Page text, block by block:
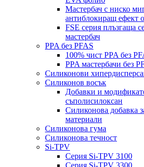
Мастербач с ниско
антиблокиращ ефект
FSE серия плъзгаща
мастербач
PPA без PFAS
100% чист PPA без
PPA мастербачи без
Силиконови
Силиконов восък
Добавки и
съполисилоксан
Силиконова добавка
материали
Силиконова гума
Силиконова течност
Si-TPV
Серия Si-TPV 3100
Серия Si-TPV 3300